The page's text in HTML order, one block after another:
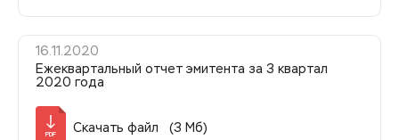
16.11.2020
Ежеквартальный отчет эмитента за 3 квартал
2020 года
PDF
Скачать файл (3 Мб)